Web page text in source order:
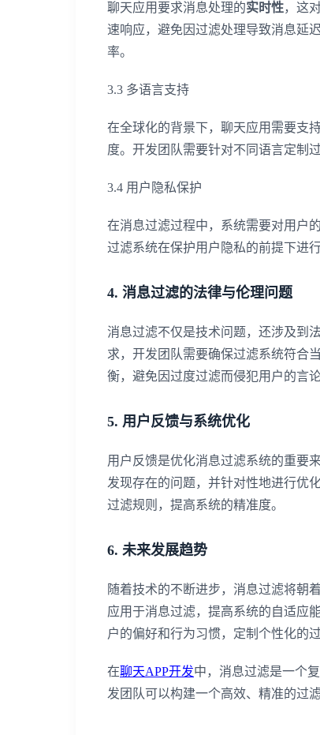
聊天应用要求消息处理的实时性，这
速响应，避免因过滤处理导致消息延
率。
3.3 多语言支持
在全球化的背景下，聊天应用需要支
度。开发团队需要针对不同语言定制
3.4 用户隐私保护
在消息过滤过程中，系统需要对用户
过滤系统在保护用户隐私的前提下进
4. 消息过滤的法律与伦理问题
消息过滤不仅是技术问题，还涉及到
求，开发团队需要确保过滤系统符合
衡，避免因过度过滤而侵犯用户的言论
5. 用户反馈与系统优化
用户反馈是优化消息过滤系统的重要
发现存在的问题，并针对性地进行优
过滤规则，提高系统的精准度。
6. 未来发展趋势
随着技术的不断进步，消息过滤将朝
应用于消息过滤，提高系统的自适应
户的偏好和行为习惯，定制个性化的
在聊天APP开发中，消息过滤是一个
发团队可以构建一个高效、精准的过